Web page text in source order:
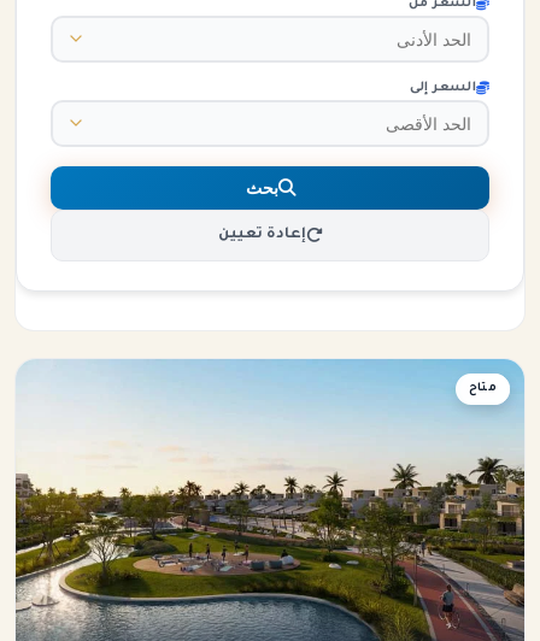
السعر من
السعر إلى
بحث
إعادة تعيين
فيلا
متاح